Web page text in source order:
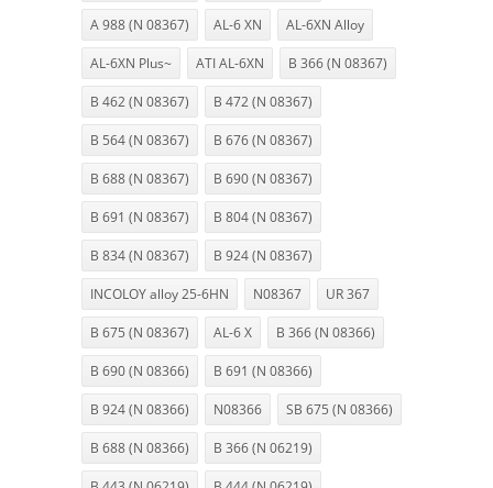
A 988 (N 08367) AL-6 XN AL-6XN Alloy
AL-6XN Plus~ ATI AL-6XN B 366 (N 08367)
B 462 (N 08367) B 472 (N 08367)
B 564 (N 08367) B 676 (N 08367)
B 688 (N 08367) B 690 (N 08367)
B 691 (N 08367) B 804 (N 08367)
B 834 (N 08367) B 924 (N 08367)
INCOLOY alloy 25-6HN N08367 UR 367
B 675 (N 08367) AL-6 X B 366 (N 08366)
B 690 (N 08366) B 691 (N 08366)
B 924 (N 08366) N08366 SB 675 (N 08366)
B 688 (N 08366) B 366 (N 06219)